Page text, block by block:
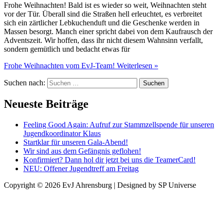
Frohe Weihnachten! Bald ist es wieder so weit, Weihnachten steht
vor der Tür. Überall sind die Straßen hell erleuchtet, es verbreitet
sich ein zärtlicher Lebkuchenduft und die Geschenke werden in
Massen besorgt. Manch einer spricht dabei von dem Kaufrausch der
Adventszeit. Wir hoffen, dass ihr nicht diesem Wahnsinn verfallt,
sondern gemütlich und bedacht etwas für
Frohe Weihnachten vom EvJ-Team! Weiterlesen »
Suchen nach:
Neueste Beiträge
Feeling Good Again: Aufruf zur Stammzellspende für unseren
Jugendkoordinator Klaus
Startklar für unseren Gala-Abend!
Wir sind aus dem Gefängnis geflohen!
Konfirmiert? Dann hol dir jetzt bei uns die TeamerCard!
NEU: Offener Jugendtreff am Freitag
Copyright © 2026 EvJ Ahrensburg | Designed by SP Universe